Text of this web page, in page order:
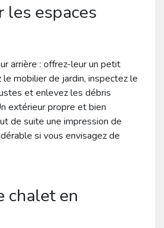
les espaces
arrière : offrez-leur un petit
le mobilier de jardin, inspectez le
et enlevez les débris
extérieur propre et bien
de suite une impression de
si vous envisagez de
chalet en